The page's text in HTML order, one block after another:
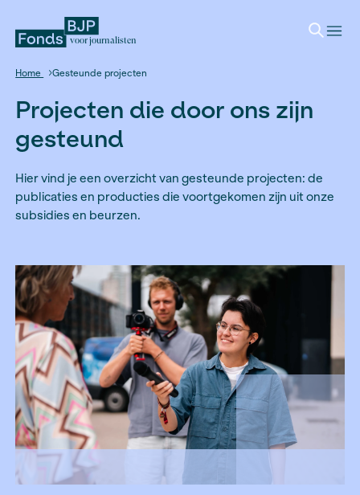
Projecten die door ons
gesteund
Hier vind je een overzicht van gesteunde
subsidies en beurzen.